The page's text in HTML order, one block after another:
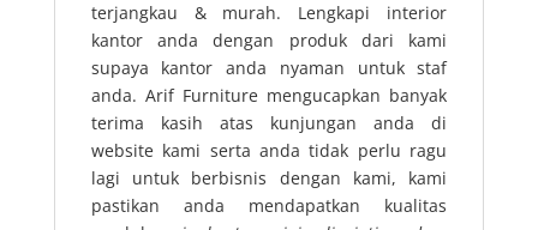
terjangkau & murah. Lengkapi interior
kantor anda dengan produk dari kami
supaya kantor anda nyaman untuk staf
anda. Arif Furniture mengucapkan banyak
terima kasih atas kunjungan anda di
website kami serta anda tidak perlu ragu
lagi untuk berbisnis dengan kami, kami
pastikan anda mendapatkan kualitas